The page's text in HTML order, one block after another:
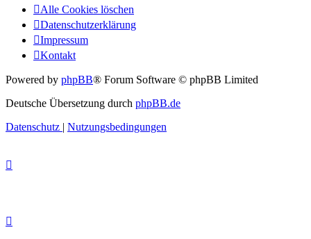
Alle Cookies löschen
Datenschutzerklärung
Impressum
Kontakt
Powered by phpBB® Forum Software © phpBB Limited
Deutsche Übersetzung durch phpBB.de
Datenschutz | Nutzungsbedingungen